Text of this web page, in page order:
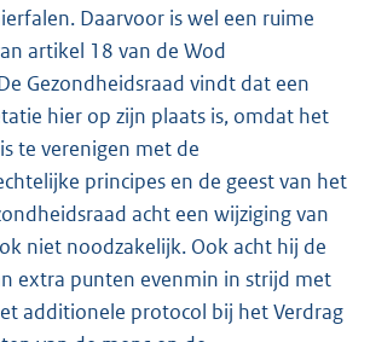
Daarvoor is wel een ruime
artikel 18 van de Wod
Gezondheidsraad vindt dat een
hier op zijn plaats is, omdat het
te verenigen met de
principes en de geest van het
acht een wijziging van
niet noodzakelijk. Ook acht hij de
extra punten evenmin in strijd met
additionele protocol bij het Verdrag